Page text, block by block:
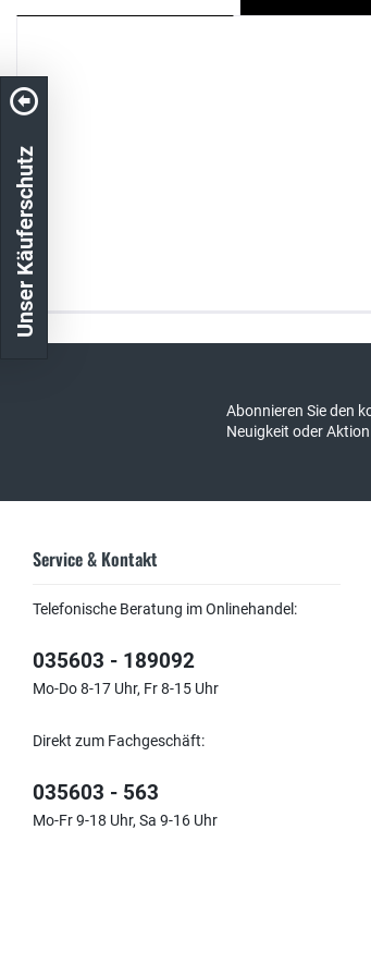
Abonnieren Sie den
Neuigkeit oder
Service & Kontakt
Telefonische Beratung im Onlinehandel:
035603 - 189092
Mo-Do 8-17 Uhr, Fr 8-15 Uhr
Direkt zum Fachgeschäft:
035603 - 563
Mo-Fr 9-18 Uhr, Sa 9-16 Uhr
Unser Käuferschutz